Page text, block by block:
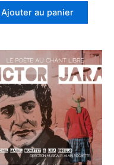
Ajouter au panier